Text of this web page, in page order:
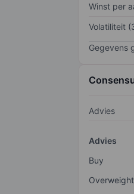
Winst per
Volatiliteit
Gegevens
Advies
Advies
Buy
Overweight